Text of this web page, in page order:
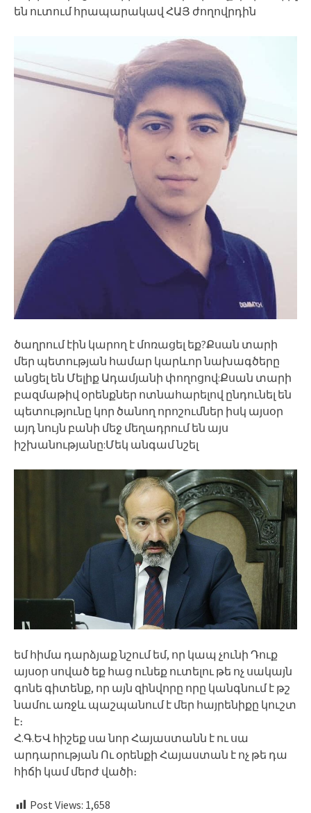
են ուտում հրապարակավ ՀԱՅ ժողովրդին
ծաղրում էին կարող է մոռացել եք?Քսան տարի
մեր պետության համար կարևոր նախագծերը
անցել են Մելիք Ադամյանի փողոցով:Քսան տարի
բազմաթիվ օրենքներ ոտնահարելով ընդունել են
պետությունը կոր ծանող որոշումներ իսկ այսօր
այդ նույն բանի մեջ մեղադրում են այս
իշխանությանը:Մեկ անգամ նշել
եմ հիմա դարձյաք նշում եմ, որ կապ չունի Դուք
այսօր սոված եք հաց ունեք ուտելու թե ոչ սակայն
գոնե գիտենք, որ այն զինվորը որը կանգնում է թշ
նամու առջև պաշպանում է մեր հայրենիքը կուշտ
է։
Հ.Գ.ԵՎ հիշեք սա նոր Հայաստանն է ու սա
արդարության Ու օրենքի Հայաստան է ոչ թե դա
հիճի կամ մերժ վածի։
Post Views: 1,658